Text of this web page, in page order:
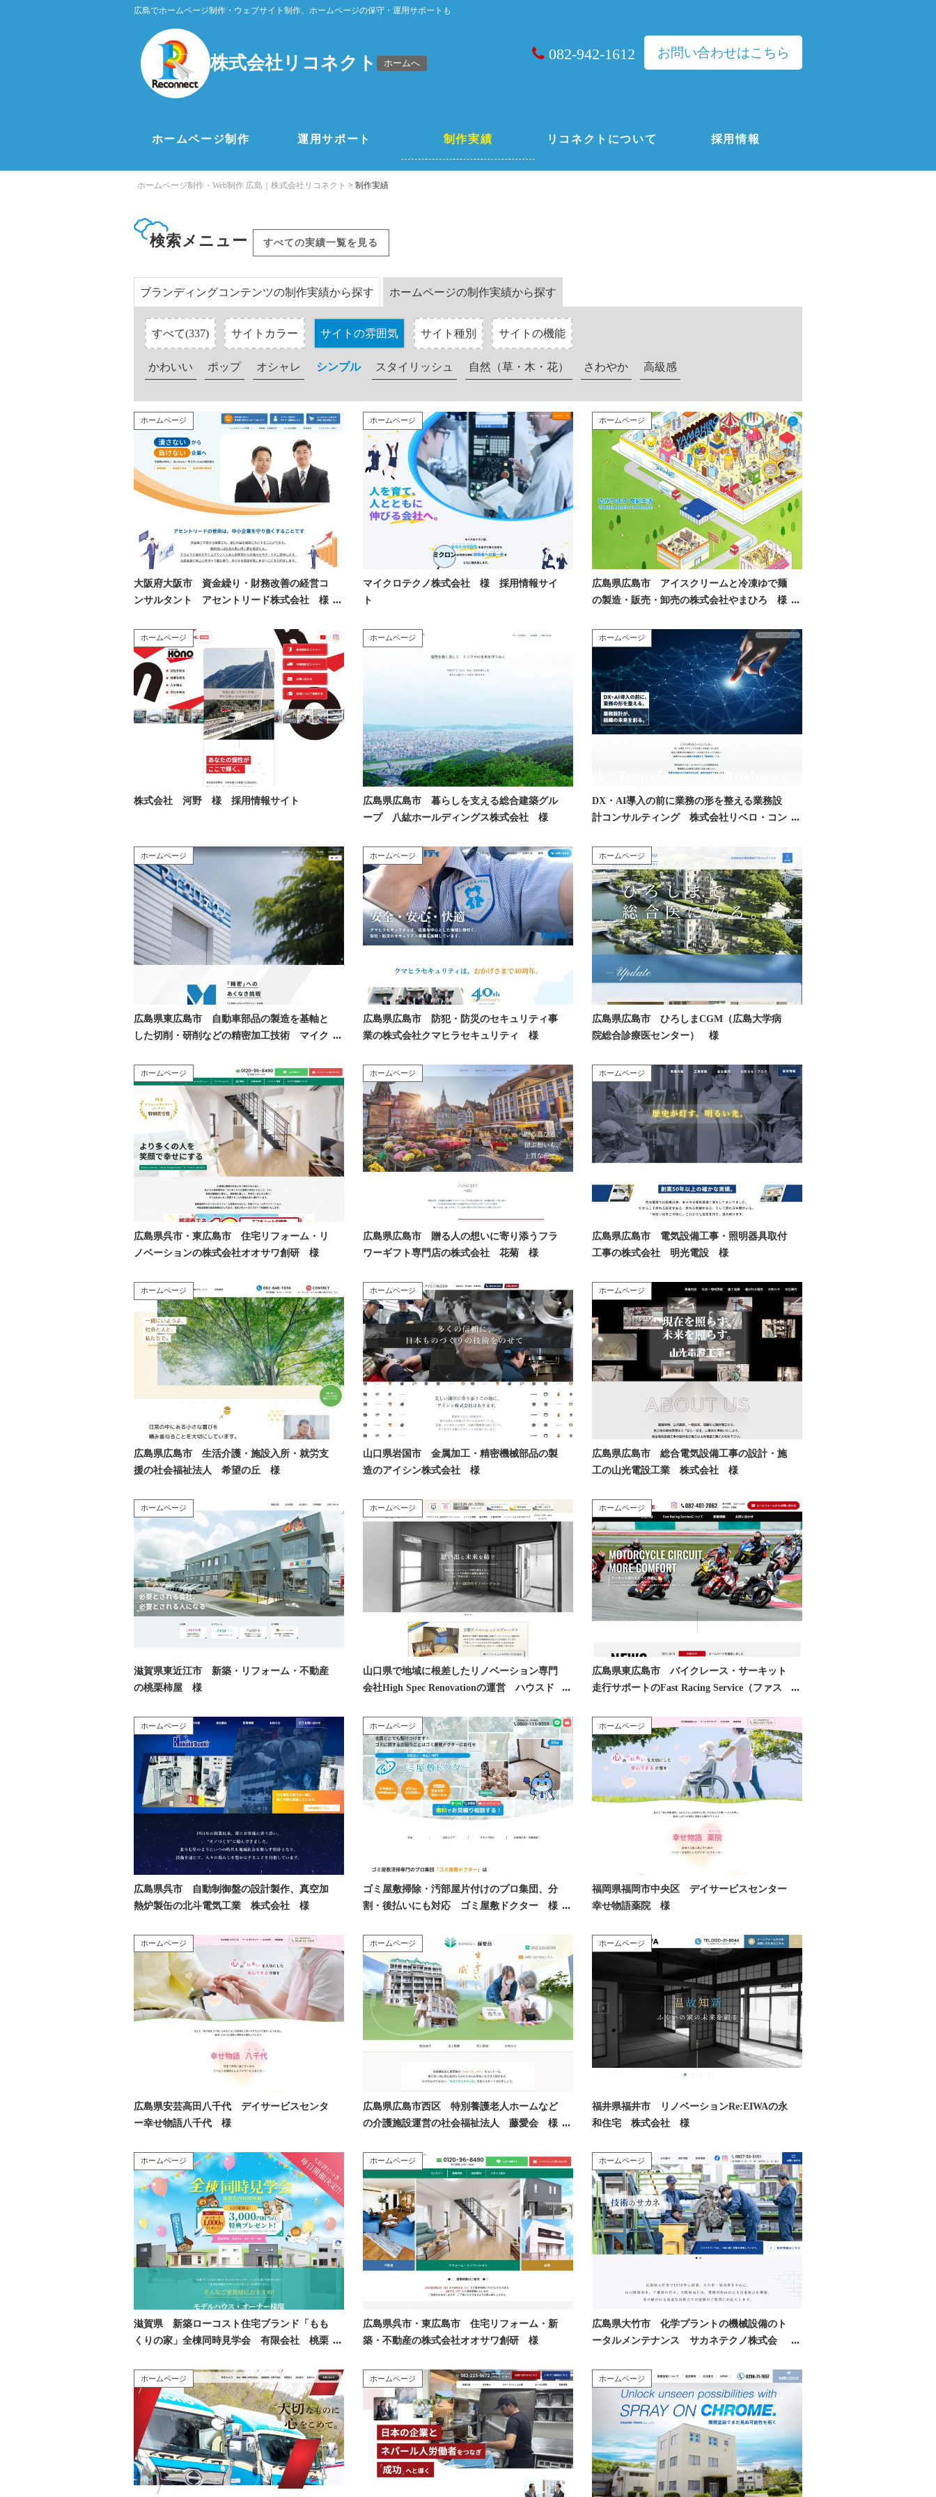
広島でホームページ制作・ウェブサイト制作、ホームページの保守・運用サポートも
株式会社リコネクト ホームへ
082-942-1612 お問い合わせはこちら
ホームページ制作 運用サポート 制作実績 リコネクトについて 採用情報
ホームページ制作・Web制作 広島｜株式会社リコネクト > 制作実績
検索メニュー すべての実績一覧を見る
ブランディングコンテンツの制作実績から探す ホームページの制作実績から探す
すべて(337) サイトカラー サイトの雰囲気 サイト種別 サイトの機能
かわいい ポップ オシャレ シンプル スタイリッシュ 自然（草・木・花） さわやか 高級感
ホームページ
大阪府大阪市 資金繰り・財務改善の経営コ
ンサルタント アセントリード株式会社 様
ホームページ
マイクロテクノ株式会社 様 採用情報サイ
ト
ホームページ
広島県広島市 アイスクリームと冷凍ゆで麺
の製造・販売・卸売の株式会社やまひろ 様
ホームページ
株式会社 河野 様 採用情報サイト
ホームページ
広島県広島市 暮らしを支える総合建築グル
ープ 八紘ホールディングス株式会社 様
ホームページ
DX・AI導入の前に業務の形を整える業務設
計コンサルティング 株式会社リベロ・コン
ホームページ
広島県東広島市 自動車部品の製造を基軸と
した切削・研削などの精密加工技術 マイク
ホームページ
広島県広島市 防犯・防災のセキュリティ事
業の株式会社クマヒラセキュリティ 様
ホームページ
広島県広島市 ひろしまCGM（広島大学病
院総合診療医センター） 様
ホームページ
広島県呉市・東広島市 住宅リフォーム・リ
ノベーションの株式会社オオサワ創研 様
ホームページ
広島県広島市 贈る人の想いに寄り添うフラ
ワーギフト専門店の株式会社 花菊 様
ホームページ
広島県広島市 電気設備工事・照明器具取付
工事の株式会社 明光電設 様
ホームページ
広島県広島市 生活介護・施設入所・就労支
援の社会福祉法人 希望の丘 様
ホームページ
山口県岩国市 金属加工・精密機械部品の製
造のアイシン株式会社 様
ホームページ
広島県広島市 総合電気設備工事の設計・施
工の山光電設工業 株式会社 様
ホームページ
滋賀県東近江市 新築・リフォーム・不動産
の桃栗柿屋 様
ホームページ
山口県で地域に根差したリノベーション専門
会社High Spec Renovationの運営 ハウスド
ホームページ
広島県東広島市 バイクレース・サーキット
走行サポートのFast Racing Service（ファス
ホームページ
広島県呉市 自動制御盤の設計製作、真空加
熱炉製缶の北斗電気工業 株式会社 様
ホームページ
ゴミ屋敷掃除・汚部屋片付けのプロ集団、分
割・後払いにも対応 ゴミ屋敷ドクター 様
ホームページ
福岡県福岡市中央区 デイサービスセンター
幸せ物語薬院 様
ホームページ
広島県安芸高田八千代 デイサービスセンタ
ー幸せ物語八千代 様
ホームページ
広島県広島市西区 特別養護老人ホームなど
の介護施設運営の社会福祉法人 藤愛会 様
ホームページ
福井県福井市 リノベーションRe:EIWAの永
和住宅 株式会社 様
ホームページ
滋賀県 新築ローコスト住宅ブランド「もも
くりの家」全棟同時見学会 有限会社 桃栗
ホームページ
広島県呉市・東広島市 住宅リフォーム・新
築・不動産の株式会社オオサワ創研 様
ホームページ
広島県大竹市 化学プラントの機械設備のト
ータルメンテナンス サカネテクノ株式会
ホームページ ホームページ ホームページ